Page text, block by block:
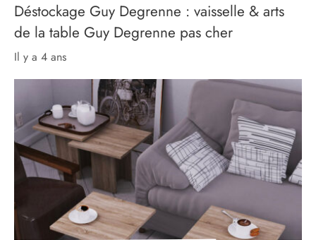
Déstockage Guy Degrenne : vaisselle & arts
de la table Guy Degrenne pas cher
il y a 4 ans